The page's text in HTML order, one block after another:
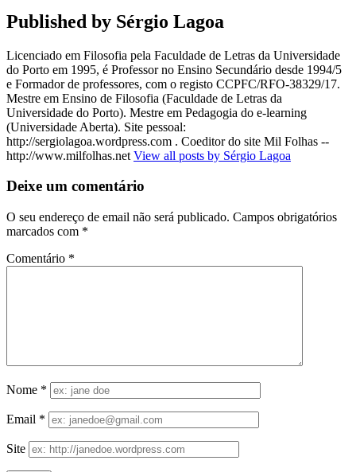
Published by Sérgio Lagoa
Licenciado em Filosofia pela Faculdade de Letras da Universidade
do Porto em 1995, é Professor no Ensino Secundário desde 1994/5
e Formador de professores, com o registo CCPFC/RFO-38329/17.
Mestre em Ensino de Filosofia (Faculdade de Letras da
Universidade do Porto). Mestre em Pedagogia do e-learning
(Universidade Aberta). Site pessoal:
http://sergiolagoa.wordpress.com . Coeditor do site Mil Folhas --
http://www.milfolhas.net View all posts by Sérgio Lagoa
Deixe um comentário
O seu endereço de email não será publicado. Campos obrigatórios
marcados com *
Comentário *
Nome *
Email *
Site